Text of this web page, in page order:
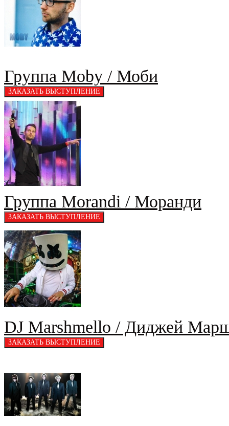
Группа Moby / Моби
Группа Morandi / Моранди
DJ Marshmello / Диджей